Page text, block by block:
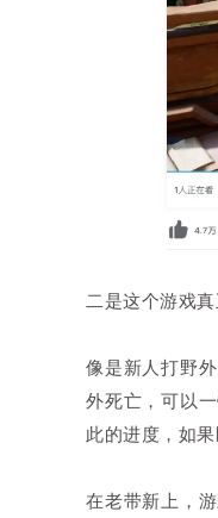
二是这个游戏
像是新人打野
外死亡，可以
此的进度，如
在老带新上，